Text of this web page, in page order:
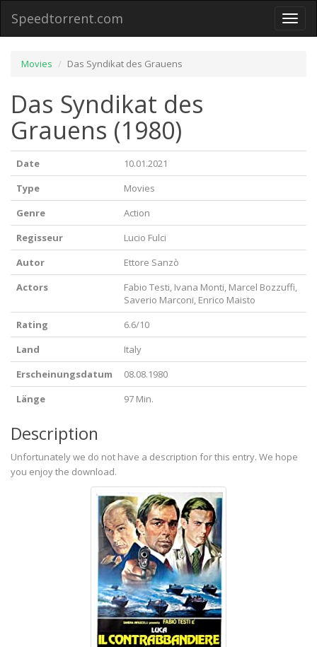
Toggle
Speedtorrent.com
Movies Das Syndikat des Grauens
Das Syndikat des
Grauens (1980)
Date
10.01.2021
Type
Movies
Genre
Action
Regisseur
Lucio Fulci
Autor
Ettore Sanzò
Actors
Fabio Testi, Ivana Monti, Marcel Bozzuffi,
Saverio Marconi, Enrico Maisto
Rating
6.6/10
Land
Italy
Erscheinungsdatum
08.08.1980
Länge
97 Min.
Description
Unfortunately we do not have a description for this entry. We hope
you enjoy the download.